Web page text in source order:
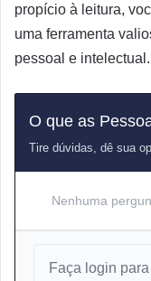
propício à leitura,
uma ferramenta
pessoal e intelectual.
O que as
Tire dúvidas, dê sua
Nenhuma
Faça login